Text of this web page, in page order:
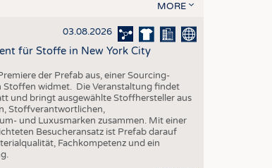
MORE
03.08.2026
für Stoffe in New York City
der Prefab aus, einer Sourcing-
Stoffen widmet. Die Veranstaltung findet
und bringt ausgewählte Stoffhersteller aus
Stoffverantwortlichen,
und Luxusmarken zusammen. Mit einer
Besucheransatz ist Prefab darauf
Fachkompetenz und ein